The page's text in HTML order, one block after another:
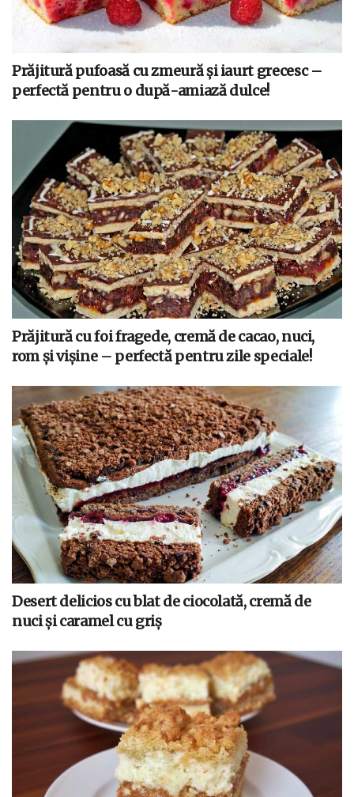
Prăjitură pufoasă cu zmeură și iaurt grecesc –
perfectă pentru o după-amiază dulce!
Prăjitură cu foi fragede, cremă de cacao, nuci,
rom și vișine – perfectă pentru zile speciale!
Desert delicios cu blat de ciocolată, cremă de
nuci și caramel cu griș